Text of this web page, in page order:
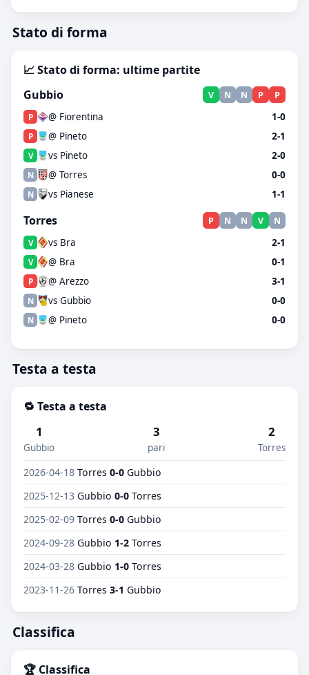
Stato di forma
📈 Stato di forma: ultime partite
Gubbio
V N N P P
P @ Fiorentina 1-0
P @ Pineto 2-1
V vs Pineto 2-0
N @ Torres 0-0
N vs Pianese 1-1
Torres P N N V N
V vs Bra 2-1
V @ Bra 0-1
P @ Arezzo 3-1
N vs Gubbio 0-0
N @ Pineto 0-0
Testa a testa
🔁 Testa a testa
1
Gubbio
3
pari
2
Torres
2026-04-18 Torres 0-0 Gubbio
2025-12-13 Gubbio 0-0 Torres
2025-02-09 Torres 0-0 Gubbio
2024-09-28 Gubbio 1-2 Torres
2024-03-28 Gubbio 1-0 Torres
2023-11-26 Torres 3-1 Gubbio
Classifica
🏆 Classifica